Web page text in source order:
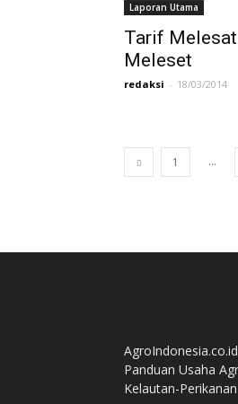
Laporan Utama
Tarif
Meleset
redaksi - 18/03/2014
1 ...
Panduan Usaha
Kelautan-Perikanan